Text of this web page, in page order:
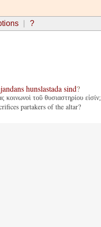
?
hunslastada sind?
τοῦ θυσιαστηρίου εἰσίν;
partakers of the altar?